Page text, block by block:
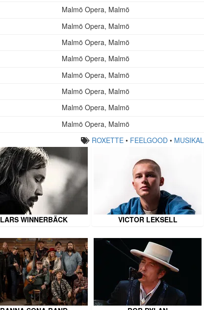
Malmö Opera, Malmö
Malmö Opera, Malmö
Malmö Opera, Malmö
Malmö Opera, Malmö
Malmö Opera, Malmö
Malmö Opera, Malmö
Malmö Opera, Malmö
Malmö Opera, Malmö
ROXETTE• FEELGOOD• MUSIKAL
LARS WINNERBÄCK VICTOR LEKSELL